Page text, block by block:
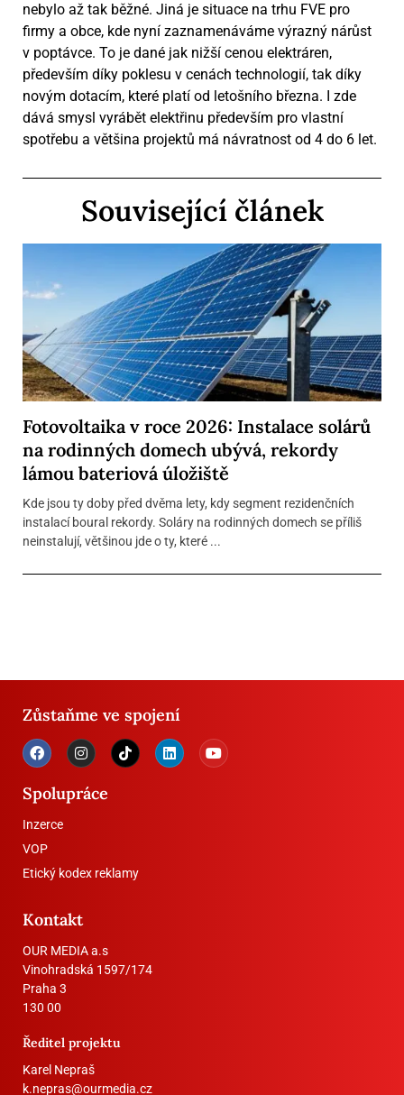
nebylo až tak běžné. Jiná je situace na trhu FVE pro
firmy a obce, kde nyní zaznamenáváme výrazný nárůst
v poptávce. To je dané jak nižší cenou elektráren,
především díky poklesu v cenách technologií, tak díky
novým dotacím, které platí od letošního března. I zde
dává smysl vyrábět elektřinu především pro vlastní
spotřebu a většina projektů má návratnost od 4 do 6 let.
Související článek
Fotovoltaika v roce 2026: Instalace solárů
na rodinných domech ubývá, rekordy
lámou bateriová úložiště
Kde jsou ty doby před dvěma lety, kdy segment rezidenčních
instalací boural rekordy. Soláry na rodinných domech se příliš
neinstalují, většinou jde o ty, které ...
Zůstaňme ve spojení
Spolupráce
Inzerce
VOP
Etický kodex reklamy
Kontakt
OUR MEDIA a.s
Vinohradská 1597/174
Praha 3
130 00
Ředitel projektu
Karel Nepraš
k.nepras@ourmedia.cz